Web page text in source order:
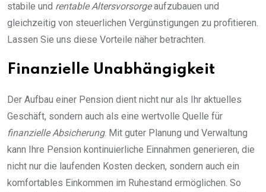
stabile und rentable Altersvorsorgeaufzubauen und
gleichzeitig von steuerlichen Vergünstigungen zu profitieren.
Lassen Sie uns diese Vorteile näher betrachten.
Finanzielle Unabhängigkeit
Der Aufbau einer Pension dient nicht nur als Ihr aktuelles
Geschäft, sondern auch als eine wertvolle Quelle für
finanzielle Absicherung. Mit guter Planung und Verwaltung
kann Ihre Pension kontinuierliche Einnahmen generieren, die
nicht nur die laufenden Kosten decken, sondern auch ein
komfortables Einkommen im Ruhestand ermöglichen. So